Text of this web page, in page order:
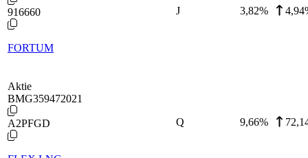
916660
FORTUM
J 3,82%
Aktie
BMG359472021
A2PFGD Q 9,66%